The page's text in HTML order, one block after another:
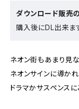
ダウンロード販売
購入後にDL出来ま
ネオン街もあまり見
ネオンサインに導か
ドラマかサスペンスに